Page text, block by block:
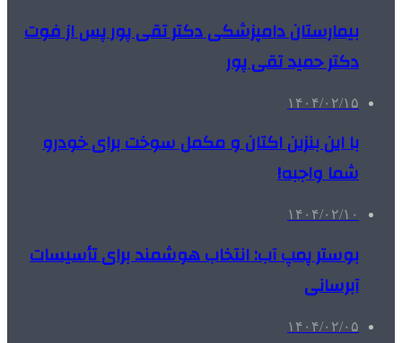
بیمارستان دامپزشکی دکتر تقی پور پس از فوت
دکتر حمید تقی پور
۱۴۰۴/۰۲/۱۵
با این بنزین اکتان و مکمل سوخت برای خودرو
شما واجبه!
۱۴۰۴/۰۲/۱۰
بوستر پمپ آب: انتخاب هوشمند برای تأسیسات
آبرسانی
۱۴۰۴/۰۲/۰۵